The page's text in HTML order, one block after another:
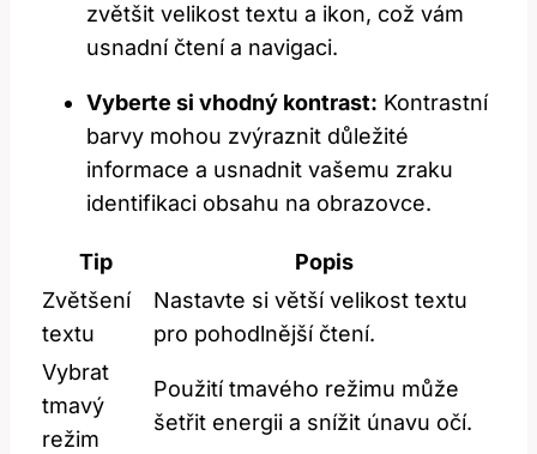
zvětšit velikost textu a ikon, což vám
usnadní​ čtení‍ a⁣ navigaci.
Vyberte si vhodný kontrast: Kontrastní
barvy mohou zvýraznit důležité‌
informace a usnadnit vašemu zraku
⁤identifikaci obsahu na obrazovce.
Tip
Popis
Zvětšení
textu
Nastavte ⁤si větší velikost ​textu
pro ‌pohodlnější čtení.
Vybrat
tmavý
režim
Použití tmavého režimu může
šetřit ⁢energii a snížit únavu očí.